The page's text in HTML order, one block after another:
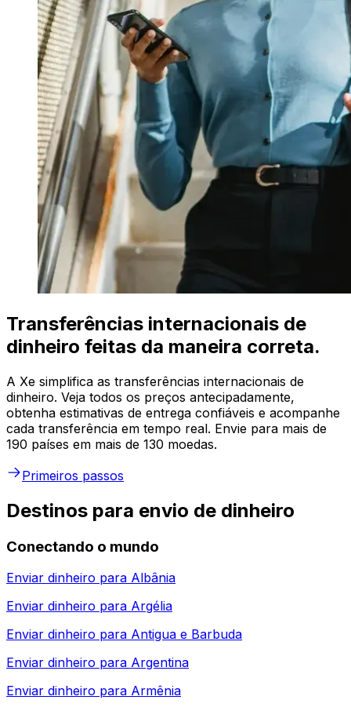
Transferências internacionais de
dinheiro feitas da maneira correta.
A Xe simplifica as transferências internacionais de
dinheiro. Veja todos os preços antecipadamente,
obtenha estimativas de entrega confiáveis e acompanhe
cada transferência em tempo real. Envie para mais de
190 países em mais de 130 moedas.
Primeiros passos
Destinos para envio de dinheiro
Conectando o mundo
Enviar dinheiro para Albânia
Enviar dinheiro para Argélia
Enviar dinheiro para Antigua e Barbuda
Enviar dinheiro para Argentina
Enviar dinheiro para Armênia